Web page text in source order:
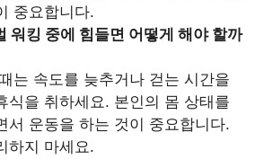
중요합니다.
워킹 중에 힘들면 어떻게 해야 할까
는 속도를 늦추거나 걷는 시간을
식을 취하세요. 본인의 몸 상태를
서 운동을 하는 것이 중요합니다.
하지 마세요.